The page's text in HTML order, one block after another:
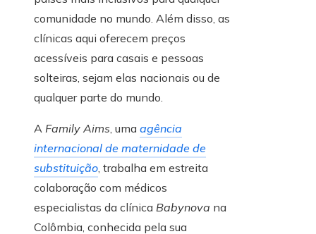
comunidade no mundo. Além disso, as
clínicas aqui oferecem preços
acessíveis para casais e pessoas
solteiras, sejam elas nacionais ou de
qualquer parte do mundo.
A Family Aims, uma agência
internacional de maternidade de
substituição, trabalha em estreita
colaboração com médicos
especialistas da clínica Babynova na
Colômbia, conhecida pela sua